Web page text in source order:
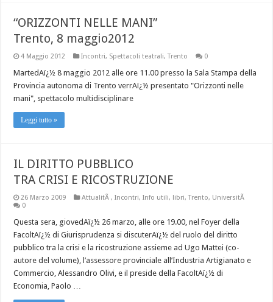
“ORIZZONTI NELLE MANI”
Trento, 8 maggio2012
4 Maggio 2012 Incontri, Spettacoli teatrali,Trento 0
MartedAï¿½ 8 maggio 2012 alle ore 11.00 presso la Sala Stampa della
Provincia autonoma di Trento verrAï¿½ presentato "Orizzonti nelle
mani", spettacolo multidisciplinare
Leggi tutto »
IL DIRITTO PUBBLICO
TRA CRISI E RICOSTRUZIONE
26 Marzo 2009 AttualitÃ,Incontri,Info utili, libri,Trento, UniversitÃ
0
Questa sera, giovedAï¿½ 26 marzo, alle ore 19.00, nel Foyer della
FacoltAï¿½ di Giurisprudenza si discuterAï¿½ del ruolo del diritto
pubblico tra la crisi e la ricostruzione assieme ad Ugo Mattei (co-
autore del volume), l’assessore provinciale all’Industria Artigianato e
Commercio, Alessandro Olivi, e il preside della FacoltAï¿½ di
Economia, Paolo …